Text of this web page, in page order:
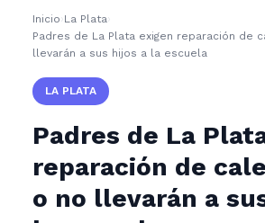
Inicio ›La Plata›
Padres de La Plata exigen reparación de
llevarán a sus hijos a la escuela
LA PLATA
Padres de La
reparación de
o no llevarán a